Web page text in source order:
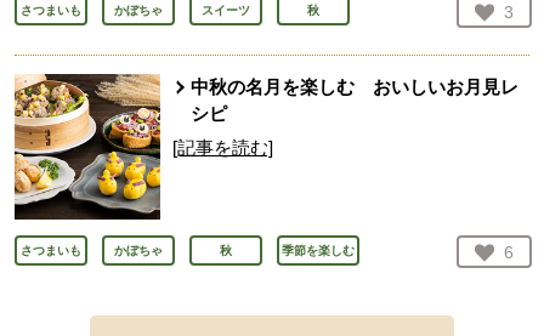
さつまいも かぼちゃ スイーツ 秋 お気
3
人
中秋の名月を楽しむ おいしいお月見レ
シピ
[記事を読む]
さつまいも かぼちゃ 秋 季節を楽しむ お気
6
人